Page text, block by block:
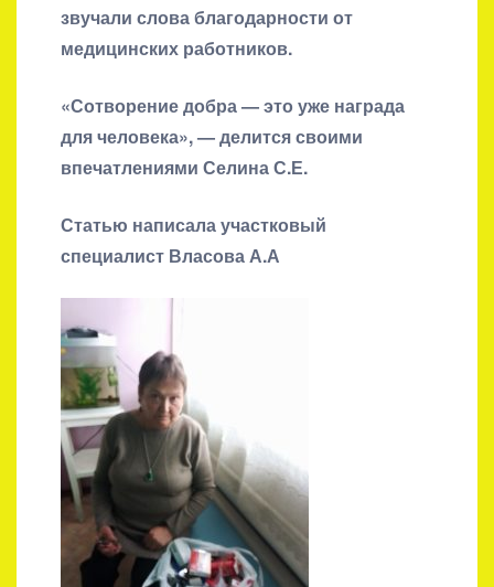
звучали слова благодарности от
медицинских работников.
«Сотворение добра — это уже награда
для человека», — делится своими
впечатлениями Селина С.Е.
Статью написала участковый
специалист Власова А.А